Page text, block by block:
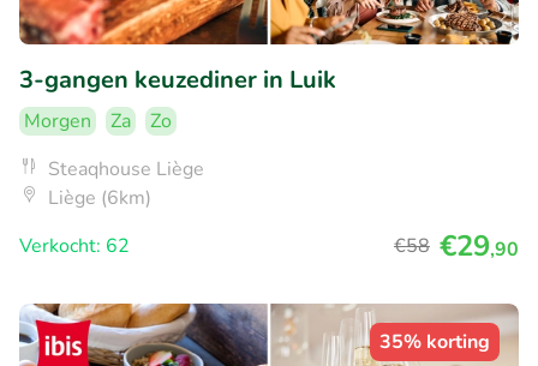
3-gangen keuzediner in Luik
Morgen Za
Zo
Steaqhouse Liège
Liège (6km)
Verkocht: 62
€58 €29,90
35% korting